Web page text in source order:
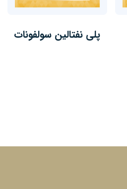
پلی نفتالین سولفونات